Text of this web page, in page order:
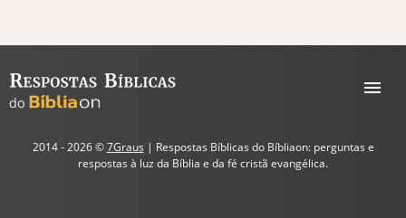
2014 - 2026 ©7Graus | Respostas Bíblicas do Bíbliaon: perguntas e
respostas à luz da Bíblia e da fé cristã evangélica.